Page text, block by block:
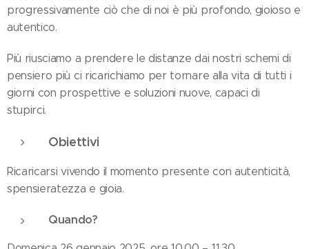
progressivamente ciò che di noi è più profondo, gioioso e
autentico.
Più riusciamo a prendere le distanze dai nostri schemi di
pensiero più ci ricarichiamo per tornare alla vita di tutti i
giorni con prospettive e soluzioni nuove, capaci di
stupirci.
Obiettivi
Ricaricarsi vivendo il momento presente con autenticità,
spensieratezza e gioia.
Quando?